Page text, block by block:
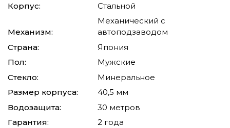
Корпус:
Стальной
Механизм:
Механический с
автоподзаводом
Страна:
Япония
Пол:
Мужские
Стекло:
Минеральное
Размер корпуса:
40,5 мм
Водозащита:
30 метров
Гарантия:
2 года